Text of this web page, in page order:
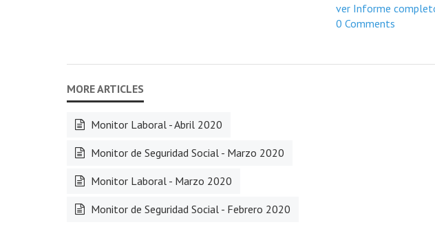
ver Informe
0 Comments
Monitor Laboral - Abril 2020
Monitor de Seguridad Social - Marzo 2020
Monitor Laboral - Marzo 2020
Monitor de Seguridad Social - Febrero 2020